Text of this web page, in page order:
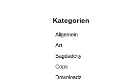
Kategorien
Allgemein
Art
Bagdadcity
Cops
Downloadz